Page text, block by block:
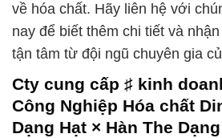
về hóa chất. Hãy liên hệ với
nay để biết thêm chi tiết và
tận tâm từ đội ngũ chuyên gia
Cty cung cấp ♯ kinh
Công Nghiệp Hóa chất
Dạng Hạt × Hàn The